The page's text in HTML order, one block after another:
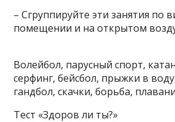
– Сгруппируйте эти занятия по
помещении и на открытом
Волейбол, парусный спорт,
серфинг, бейсбол, прыжки в
гандбол, скачки, борьба,
Тест «Здоров ли ты?»